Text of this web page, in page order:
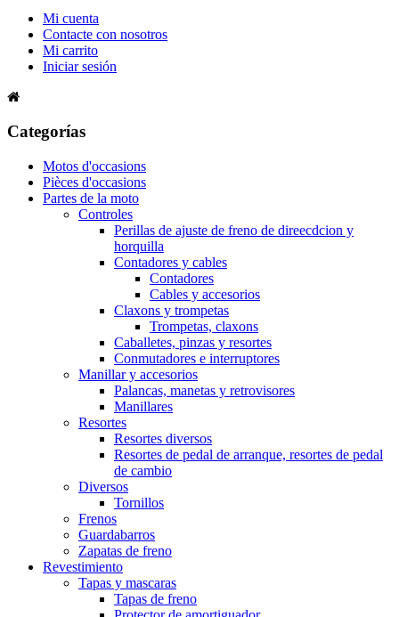
Mi cuenta
Contacte con nosotros
Mi carrito
Iniciar sesión
Categorías
Motos d'occasions
Pièces d'occasions
Partes de la moto
Controles
Perillas de ajuste de freno de direecdcion y
horquilla
Contadores y cables
Contadores
Cables y accesorios
Claxons y trompetas
Trompetas, claxons
Caballetes, pinzas y resortes
Conmutadores e interruptores
Manillar y accesorios
Palancas, manetas y retrovisores
Manillares
Resortes
Resortes diversos
Resortes de pedal de arranque, resortes de pedal
de cambio
Diversos
Tornillos
Frenos
Guardabarros
Zapatas de freno
Revestimiento
Tapas y mascaras
Tapas de freno